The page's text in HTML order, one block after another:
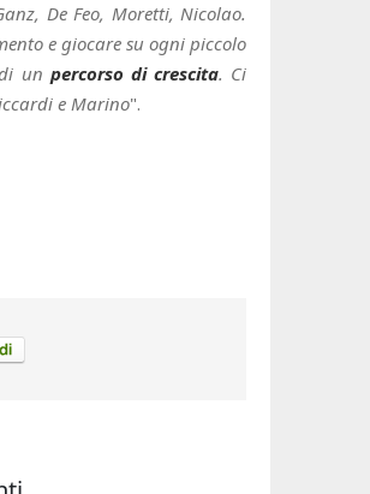
De Feo, Moretti, Nicolao.
e giocare su ogni piccolo
un percorso di crescita. Ci
e Marino".